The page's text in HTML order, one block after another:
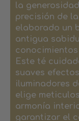
la
precisión de
elaborado un
antigua
Este té
suaves
iluminadores
elige
armonía
garantizar el